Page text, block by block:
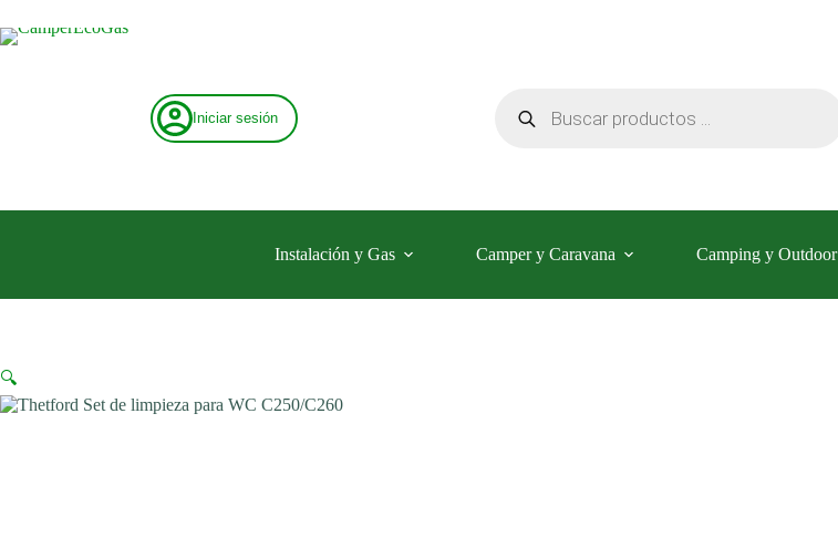
cantidad
Iniciar sesión
productos
Instalación y Gas Camper y Caravana Camping y Outdoor
🔍